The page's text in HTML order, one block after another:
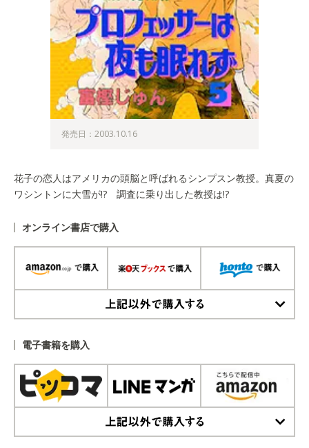
発売日：2003.10.16
花子の恋人はアメリカの頭脳と呼ばれるシンプスン教授。真夏の
ワシントンに大雪が!? 調査に乗り出した教授は!?
オンライン書店で購入
電子書籍を購入